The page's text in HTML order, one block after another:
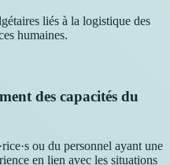
liés à la logistique des
humaines.
des capacités du
ou du personnel ayant une
en lien avec les situations